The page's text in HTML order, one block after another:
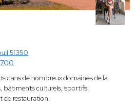
51350
dans de nombreux domaines de la
bâtiments culturels, sportifs,
de restauration.